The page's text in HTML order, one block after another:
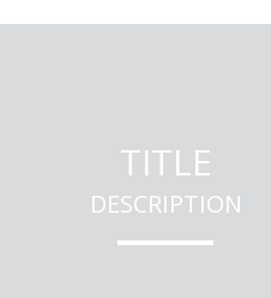
TITLE
DESCRIPTION